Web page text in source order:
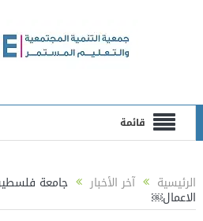
قائمة
الرئيسية آخر الأخبار جامعة
الاعمال￼